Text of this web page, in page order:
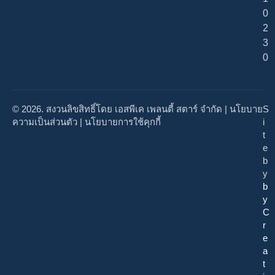
0
2
3
0
© 2026. สงวนลิขสิทธิ์โดย เอสพีเค เพลนตี้ สตาร์ จำกัด | นโยบาย
ความเป็นส่วนตัว | นโยบายการใช้คุกกี้
S
i
t
e
b
y
b
y
C
r
e
a
t